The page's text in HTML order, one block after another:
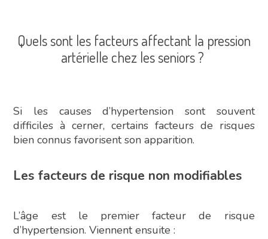
Quels sont les facteurs affectant la pression
artérielle chez les seniors ?
Si les causes d’hypertension sont souvent
difficiles à cerner, certains facteurs de risques
bien connus favorisent son apparition.
Les facteurs de risque non modifiables
L’âge est le premier facteur de risque
d’hypertension. Viennent ensuite :